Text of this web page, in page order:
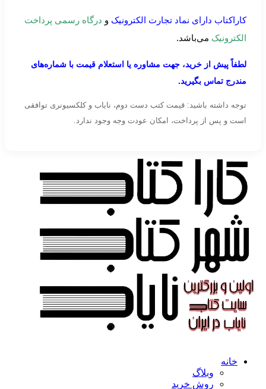
کاراکتاب دارای نماد تجارت الکترونیک و درگاه رسمی پرداخت
الکترونیک می‌باشد.
لطفاً پیش از خرید، جهت مشاوره یا استعلام قیمت با شماره‌های
مندرج تماس بگیرید.
توجه داشته باشید: قیمت کتب دست دوم، نایاب و کلکسیونری توافقی
است و پس از پرداخت، امکان عودت وجه وجود ندارد.
خانه
وبلاگ
روش خرید